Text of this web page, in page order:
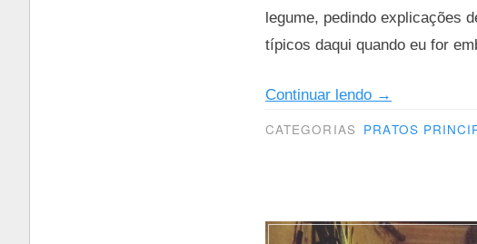
legume, pedindo explicações
típicos daqui quando eu for
Continuar lendo “E
a
mais
→
CATEGORIAS PRATOS